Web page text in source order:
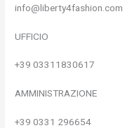
info@liberty4fashion.com
UFFICIO
+39 03311830617
AMMINISTRAZIONE
+39 0331 296654